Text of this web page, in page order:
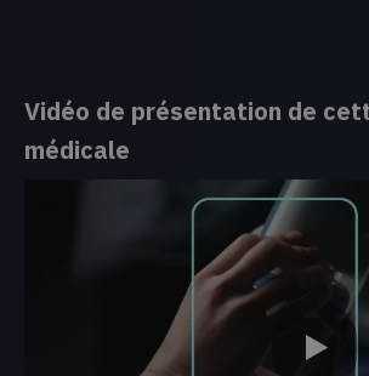
Vidéo de présentation de
médicale